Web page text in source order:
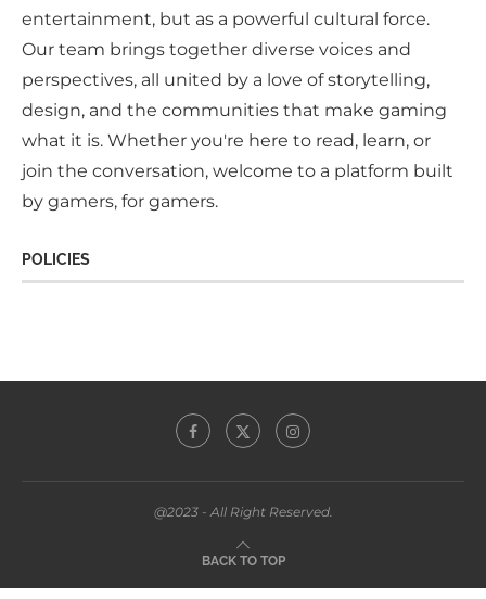
entertainment, but as a powerful cultural force.
Our team brings together diverse voices and
perspectives, all united by a love of storytelling,
design, and the communities that make gaming
what it is. Whether you're here to read, learn, or
join the conversation, welcome to a platform built
by gamers, for gamers.
POLICIES
@2023 - All Right Reserved.
BACK TO TOP